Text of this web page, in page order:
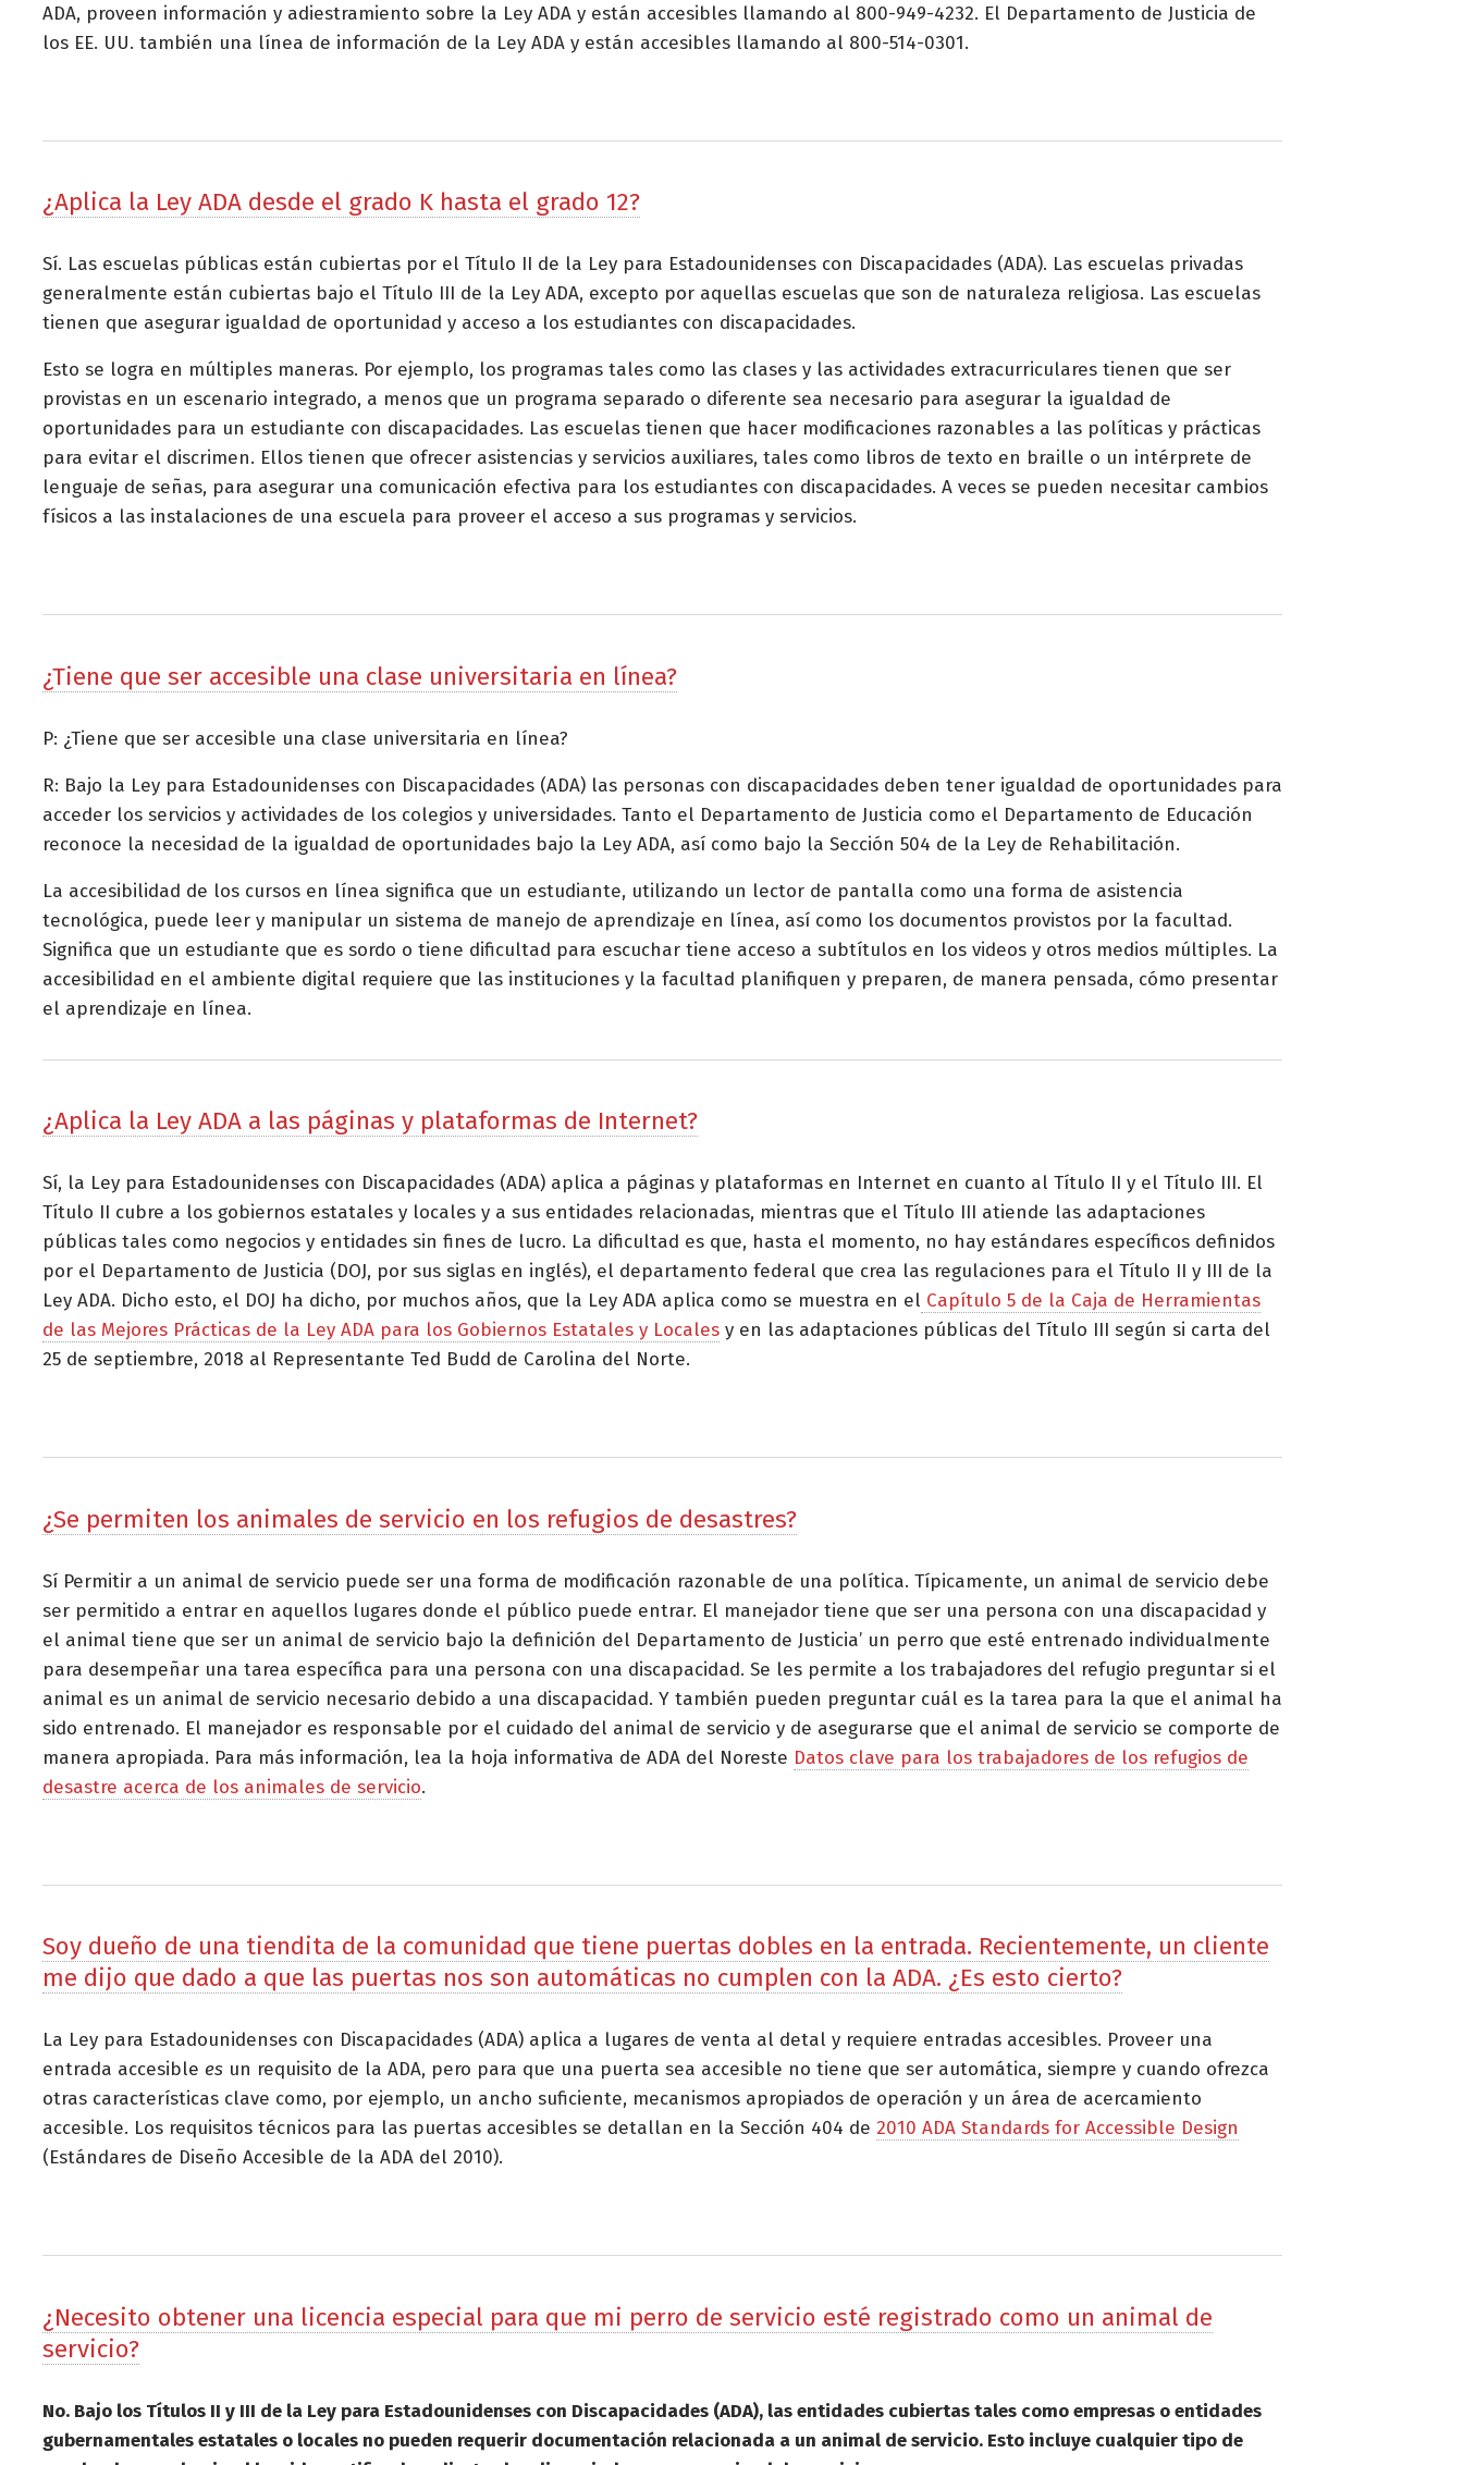
ADA, proveen información y adiestramiento sobre la Ley ADA y están accesibles llamando al 800-949-4232. El Departamento de Justicia de
los EE. UU. también una línea de información de la Ley ADA y están accesibles llamando al 800-514-0301.
¿Aplica la Ley ADA desde el grado K hasta el grado 12?
Sí. Las escuelas públicas están cubiertas por el Título II de la Ley para Estadounidenses con Discapacidades (ADA). Las escuelas privadas
generalmente están cubiertas bajo el Título III de la Ley ADA, excepto por aquellas escuelas que son de naturaleza religiosa. Las escuelas
tienen que asegurar igualdad de oportunidad y acceso a los estudiantes con discapacidades.
Esto se logra en múltiples maneras. Por ejemplo, los programas tales como las clases y las actividades extracurriculares tienen que ser
provistas en un escenario integrado, a menos que un programa separado o diferente sea necesario para asegurar la igualdad de
oportunidades para un estudiante con discapacidades. Las escuelas tienen que hacer modificaciones razonables a las políticas y prácticas
para evitar el discrimen. Ellos tienen que ofrecer asistencias y servicios auxiliares, tales como libros de texto en braille o un intérprete de
lenguaje de señas, para asegurar una comunicación efectiva para los estudiantes con discapacidades. A veces se pueden necesitar cambios
físicos a las instalaciones de una escuela para proveer el acceso a sus programas y servicios.
¿Tiene que ser accesible una clase universitaria en línea?
P: ¿Tiene que ser accesible una clase universitaria en línea?
R: Bajo la Ley para Estadounidenses con Discapacidades (ADA) las personas con discapacidades deben tener igualdad de oportunidades para
acceder los servicios y actividades de los colegios y universidades. Tanto el Departamento de Justicia como el Departamento de Educación
reconoce la necesidad de la igualdad de oportunidades bajo la Ley ADA, así como bajo la Sección 504 de la Ley de Rehabilitación.
La accesibilidad de los cursos en línea significa que un estudiante, utilizando un lector de pantalla como una forma de asistencia
tecnológica, puede leer y manipular un sistema de manejo de aprendizaje en línea, así como los documentos provistos por la facultad.
Significa que un estudiante que es sordo o tiene dificultad para escuchar tiene acceso a subtítulos en los videos y otros medios múltiples. La
accesibilidad en el ambiente digital requiere que las instituciones y la facultad planifiquen y preparen, de manera pensada, cómo presentar
el aprendizaje en línea.
¿Aplica la Ley ADA a las páginas y plataformas de Internet?
Sí, la Ley para Estadounidenses con Discapacidades (ADA) aplica a páginas y plataformas en Internet en cuanto al Título II y el Título III. El
Título II cubre a los gobiernos estatales y locales y a sus entidades relacionadas, mientras que el Título III atiende las adaptaciones
públicas tales como negocios y entidades sin fines de lucro. La dificultad es que, hasta el momento, no hay estándares específicos definidos
por el Departamento de Justicia (DOJ, por sus siglas en inglés), el departamento federal que crea las regulaciones para el Título II y III de la
Ley ADA. Dicho esto, el DOJ ha dicho, por muchos años, que la Ley ADA aplica como se muestra en el Capítulo 5 de la Caja de Herramientas
de las Mejores Prácticas de la Ley ADA para los Gobiernos Estatales y Locales y en las adaptaciones públicas del Título III según si carta del
25 de septiembre, 2018 al Representante Ted Budd de Carolina del Norte.
¿Se permiten los animales de servicio en los refugios de desastres?
Sí Permitir a un animal de servicio puede ser una forma de modificación razonable de una política. Típicamente, un animal de servicio debe
ser permitido a entrar en aquellos lugares donde el público puede entrar. El manejador tiene que ser una persona con una discapacidad y
el animal tiene que ser un animal de servicio bajo la definición del Departamento de Justicia’ un perro que esté entrenado individualmente
para desempeñar una tarea específica para una persona con una discapacidad. Se les permite a los trabajadores del refugio preguntar si el
animal es un animal de servicio necesario debido a una discapacidad. Y también pueden preguntar cuál es la tarea para la que el animal ha
sido entrenado. El manejador es responsable por el cuidado del animal de servicio y de asegurarse que el animal de servicio se comporte de
manera apropiada. Para más información, lea la hoja informativa de ADA del Noreste Datos clave para los trabajadores de los refugios de
desastre acerca de los animales de servicio.
Soy dueño de una tiendita de la comunidad que tiene puertas dobles en la entrada. Recientemente, un cliente
me dijo que dado a que las puertas nos son automáticas no cumplen con la ADA. ¿Es esto cierto?
La Ley para Estadounidenses con Discapacidades (ADA) aplica a lugares de venta al detal y requiere entradas accesibles. Proveer una
entrada accesible es un requisito de la ADA, pero para que una puerta sea accesible no tiene que ser automática, siempre y cuando ofrezca
otras características clave como, por ejemplo, un ancho suficiente, mecanismos apropiados de operación y un área de acercamiento
accesible. Los requisitos técnicos para las puertas accesibles se detallan en la Sección 404 de 2010 ADA Standards for Accessible Design
(Estándares de Diseño Accesible de la ADA del 2010).
¿Necesito obtener una licencia especial para que mi perro de servicio esté registrado como un animal de
servicio?
No. Bajo los Títulos II y III de la Ley para Estadounidenses con Discapacidades (ADA), las entidades cubiertas tales como empresas o entidades
gubernamentales estatales o locales no pueden requerir documentación relacionada a un animal de servicio. Esto incluye cualquier tipo de